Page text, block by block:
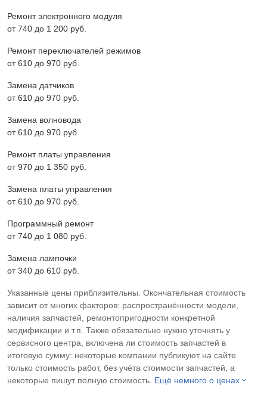
Ремонт электронного модуля
от 740 до 1 200 pyб.
Ремонт переключателей режимов
от 610 до 970 pyб.
Замена датчиков
от 610 до 970 pyб.
Замена волновода
от 610 до 970 pyб.
Ремонт платы управления
от 970 до 1 350 pyб.
Замена платы управления
от 610 до 970 pyб.
Программный ремонт
от 740 до 1 080 pyб.
Замена лампочки
от 340 до 610 pyб.
Указанные цены приблизительны. Окончательная стоимость
зависит от многих факторов: распространённости модели,
наличия запчастей, ремонтопригодности конкретной
модификации и т.п. Также обязательно нужно уточнять у
сервисного центра, включена ли стоимость запчастей в
итоговую сумму: некоторые компании публикуют на сайте
только стоимость работ, без учёта стоимости запчастей, а
некоторые пишут полную стоимость. Ещё немного о ценах